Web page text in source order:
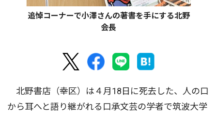
追悼コーナーで小澤さんの著書を手にする北野
会長
北野書店（幸区）は４月18日に死去した、人の口
から耳へと語り継がれる口承文芸の学者で筑波大学